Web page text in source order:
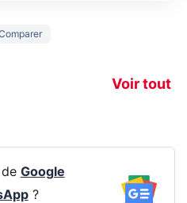
Voir tout
navigation
Google
?